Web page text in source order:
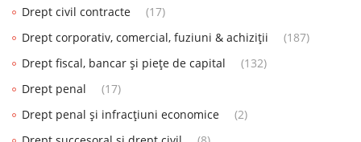
Drept civil contracte
(17)
Drept corporativ, comercial, fuziuni & achiziții
(187)
Drept fiscal, bancar și piețe de capital
(132)
Drept penal
(17)
Drept penal și infracțiuni economice
(2)